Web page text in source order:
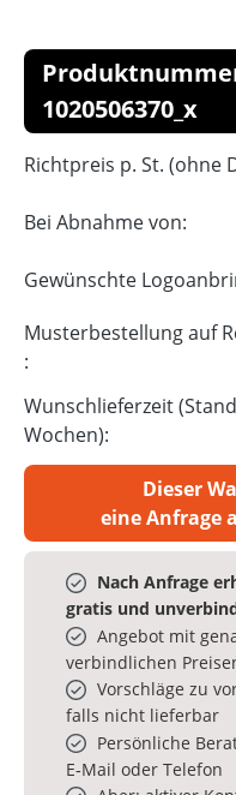
1020506370_x
Richtpreis p. St. (ohne
Bei Abnahme von:
Gewünschte
Musterbestellung auf
:
Wunschlieferzeit
Wochen):
Dieser
eine Anfrage
Nach Anfrage
gratis und
Angebot mit
verbindlichen
Vorschläge zu
falls nicht lieferbar
Persönliche
E‑Mail oder Telefon